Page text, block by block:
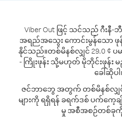
Viber Out ဖြင့် သင်သည် ဂီးနီ
အရည်အသွေး ကောင်းမွန်သော ဖုန်
နိုင်သည်။တစ်မိနစ်လျှင် 29.0 ¢
- ကြိုးဖုန်း သို့မဟုတ် မိုဘိုင်းဖုန်
ခေါ်ဆိုပါ
ဇင်ဘာဘွေ အတွက် တစ်မိနစ်လျှင်
များကို ရရှိရန် ခရက်ဒစ် ပက်ကေ့ခ
မှု အစီအစဉ်တစ်ခု